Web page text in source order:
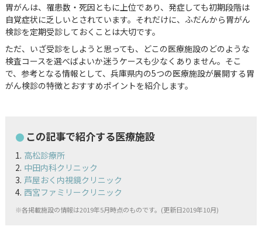
胃がんは、罹患数・死因ともに上位であり、発症しても初期段階は
自覚症状に乏しいとされています。それだけに、ふだんから胃がん
検診を定期受診しておくことは大切です。
ただ、いざ受診をしようと思っても、どこの医療施設のどのような
検査コースを選べばよいか迷うケースも少なくありません。そこ
で、参考となる情報として、兵庫県内の5つの医療施設が展開する胃
がん検診の特徴とおすすめポイントを紹介します。
この記事で紹介する医療施設
高松診療所
中田内科クリニック
芦屋おく内視鏡クリニック
西宮ファミリークリニック
※各掲載施設の情報は2019年5月時点のものです。(更新日2019年10月)